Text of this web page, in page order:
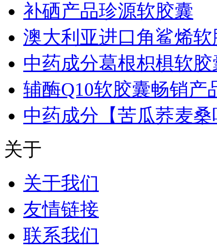
补硒产品珍源软胶囊
澳大利亚进口角鲨烯软
中药成分葛根枳椇软胶
辅酶Q10软胶囊畅销产
中药成分【苦瓜荞麦
关于
关于我们
友情链接
联系我们